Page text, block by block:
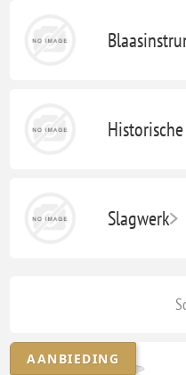
Slagwerk
AANBIEDING